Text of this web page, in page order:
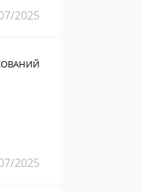
2025
2025